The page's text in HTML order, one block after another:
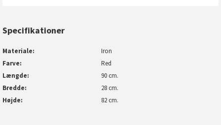
Specifikationer
Materiale
Iron
Farve
Red
Længde
90 cm.
Bredde
28 cm.
Højde
82 cm.